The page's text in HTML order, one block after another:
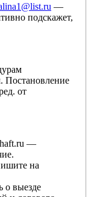
—
подскажет,
Постановление
от
—
на
о выезде